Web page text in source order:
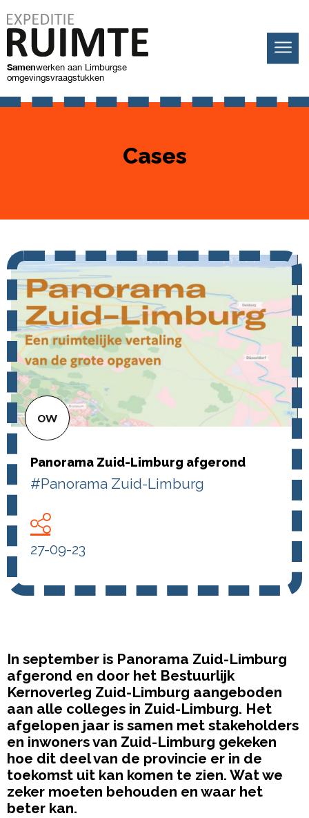
Samenwerken aan Limburgse
omgevingsvraagstukken
Cases
Panorama Zuid-Limburg afgerond
#Panorama Zuid-Limburg
27-09-23
In september is Panorama Zuid-Limburg
afgerond en door het Bestuurlijk
Kernoverleg Zuid-Limburg aangeboden
aan alle colleges in Zuid-Limburg. Het
afgelopen jaar is samen met stakeholders
en inwoners van Zuid-Limburg gekeken
hoe dit deel van de provincie er in de
toekomst uit kan komen te zien. Wat we
zeker moeten behouden en waar het
beter kan.